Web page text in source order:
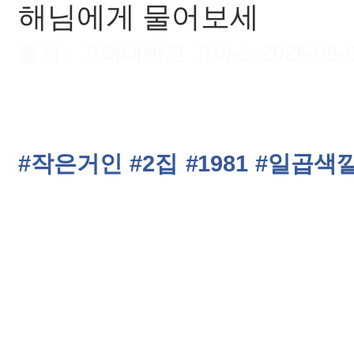
해님에게 물어보세
#작은거인 #2집 #1981 #일곱색